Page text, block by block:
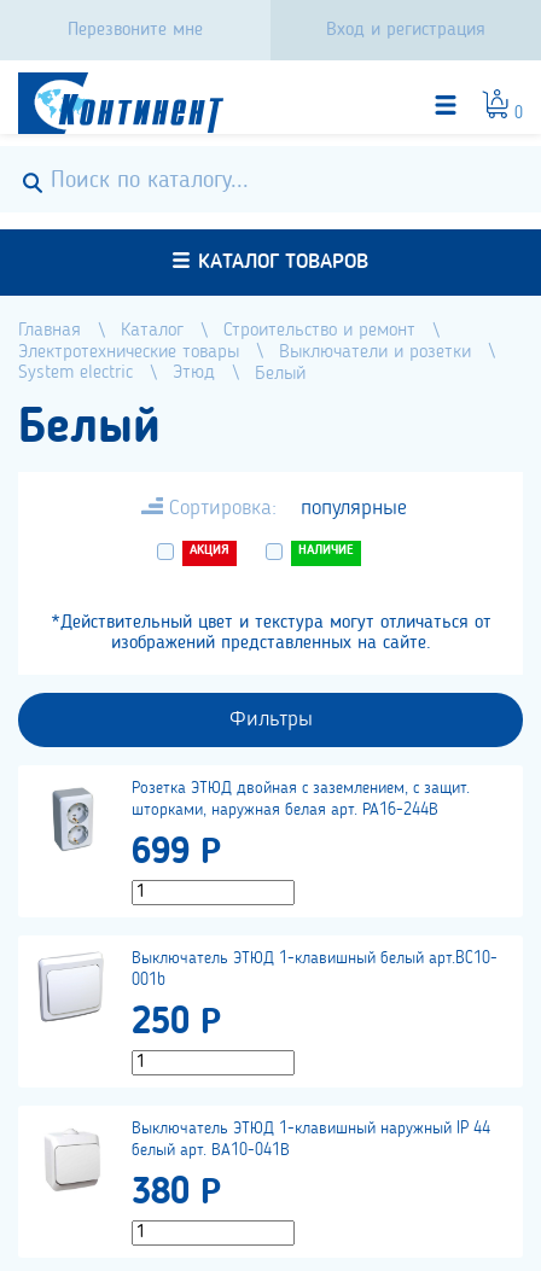
Перезвоните мне Вход и регистрация
0
КАТАЛОГ ТОВАРОВ
Главная Каталог
Строительство и ремонт
Электротехнические товары
Выключатели и розетки
System electric
Этюд Белый
Белый
Сортировка: популярные
АКЦИЯ НАЛИЧИЕ
*Действительный цвет и текстура могут отличаться от
изображений представленных на сайте.
Фильтры
Розетка ЭТЮД двойная с заземлением, с защит.
шторками, наружная белая арт. РА16-244В
699 Р
Выключатель ЭТЮД 1-клавишный белый арт.BC10-
001b
250 Р
Выключатель ЭТЮД 1-клавишный наружный IP 44
белый арт. ВА10-041В
380 Р